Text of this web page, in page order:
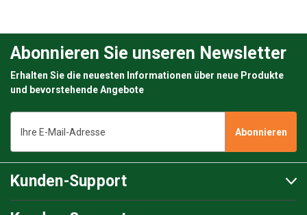
Abonnieren Sie unseren Newsletter
Erhalten Sie die neuesten Informationen über neue Produkte
und bevorstehende Angebote
Mail-
Adresse
Kunden-Support